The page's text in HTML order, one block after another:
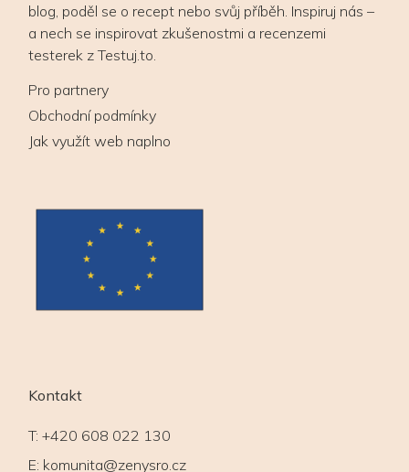
blog, poděl se o recept nebo svůj příběh. Inspiruj nás –
a nech se inspirovat zkušenostmi a recenzemi
testerek z Testuj.to.
Pro partnery
Obchodní podmínky
Jak využít web naplno
Kontakt
T: +420 608 022 130
E: komunita@zenysro.cz